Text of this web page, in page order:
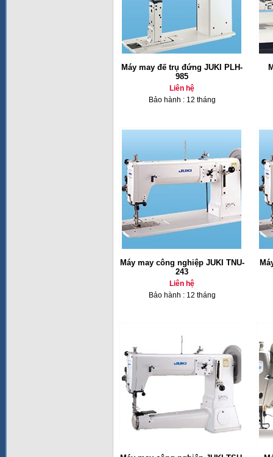
Máy may đế trụ đứng JUKI PLH-
985
Liên hệ
Bảo hành : 12 tháng
Máy may công nghiệp JUKI TNU-
243
Liên hệ
Bảo hành : 12 tháng